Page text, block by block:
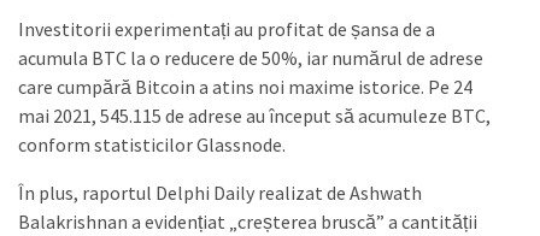
Investitorii experimentați au profitat de șansa de a
acumula BTC la o reducere de 50%, iar numărul de adrese
care cumpără Bitcoin a atins noi maxime istorice. Pe 24
mai 2021, 545.115 de adrese au început să acumuleze BTC,
conform statisticilor Glassnode.
În plus, raportul Delphi Daily realizat de Ashwath
Balakrishnan a evidențiat „creșterea bruscă” a cantității